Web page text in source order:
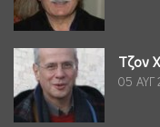
Τζον
05 ΑΥΓ